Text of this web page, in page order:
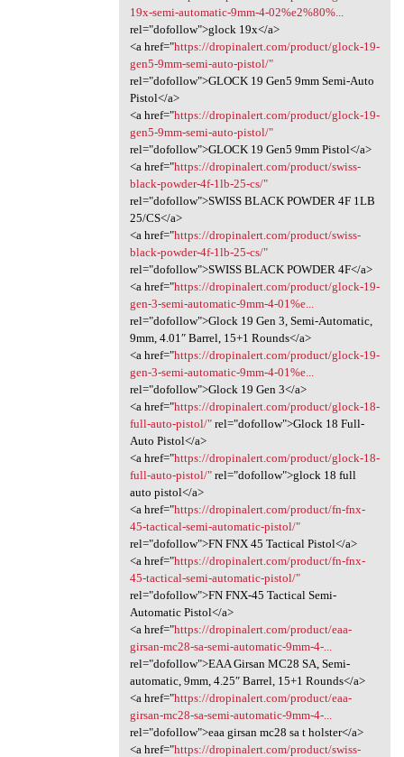
19x-semi-automatic-9mm-4-02%e2%80%...
rel="dofollow">glock 19x</a>
<a href="https://dropinalert.com/product/glock-19-
gen5-9mm-semi-auto-pistol/"
rel="dofollow">GLOCK 19 Gen5 9mm Semi-Auto
Pistol</a>
<a href="https://dropinalert.com/product/glock-19-
gen5-9mm-semi-auto-pistol/"
rel="dofollow">GLOCK 19 Gen5 9mm Pistol</a>
<a href="https://dropinalert.com/product/swiss-
black-powder-4f-1lb-25-cs/"
rel="dofollow">SWISS BLACK POWDER 4F 1LB
25/CS</a>
<a href="https://dropinalert.com/product/swiss-
black-powder-4f-1lb-25-cs/"
rel="dofollow">SWISS BLACK POWDER 4F</a>
<a href="https://dropinalert.com/product/glock-19-
gen-3-semi-automatic-9mm-4-01%e...
rel="dofollow">Glock 19 Gen 3, Semi-Automatic,
9mm, 4.01″ Barrel, 15+1 Rounds</a>
<a href="https://dropinalert.com/product/glock-19-
gen-3-semi-automatic-9mm-4-01%e...
rel="dofollow">Glock 19 Gen 3</a>
<a href="https://dropinalert.com/product/glock-18-
full-auto-pistol/"rel="dofollow">Glock 18 Full-
Auto Pistol</a>
<a href="https://dropinalert.com/product/glock-18-
full-auto-pistol/"rel="dofollow">glock 18 full
auto pistol</a>
<a href="https://dropinalert.com/product/fn-fnx-
45-tactical-semi-automatic-pistol/"
rel="dofollow">FN FNX 45 Tactical Pistol</a>
<a href="https://dropinalert.com/product/fn-fnx-
45-tactical-semi-automatic-pistol/"
rel="dofollow">FN FNX-45 Tactical Semi-
Automatic Pistol</a>
<a href="https://dropinalert.com/product/eaa-
girsan-mc28-sa-semi-automatic-9mm-4-...
rel="dofollow">EAA Girsan MC28 SA, Semi-
automatic, 9mm, 4.25″ Barrel, 15+1 Rounds</a>
<a href="https://dropinalert.com/product/eaa-
girsan-mc28-sa-semi-automatic-9mm-4-...
rel="dofollow">eaa girsan mc28 sa t holster</a>
<a href="https://dropinalert.com/product/swiss-